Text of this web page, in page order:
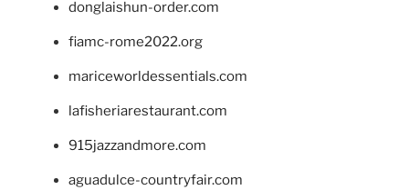
donglaishun-order.com
fiamc-rome2022.org
mariceworldessentials.com
lafisheriarestaurant.com
915jazzandmore.com
aguadulce-countryfair.com